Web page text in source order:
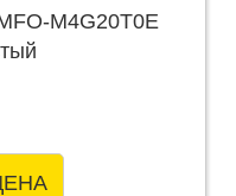
M4G20T0E